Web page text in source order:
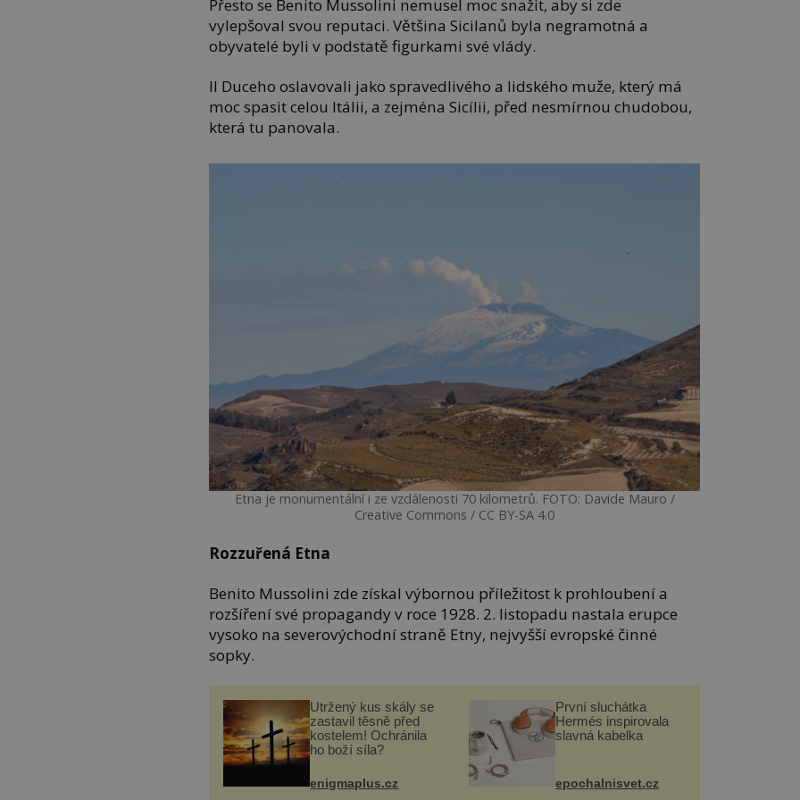
Přesto se Benito Mussolini nemusel moc snažit, aby si zde
vylepšoval svou reputaci. Většina Sicilanů byla negramotná a
obyvatelé byli v podstatě figurkami své vlády.
Il Duceho oslavovali jako spravedlivého a lidského muže, který má
moc spasit celou Itálii, a zejména Sicílii, před nesmírnou chudobou,
která tu panovala.
Etna je monumentální i ze vzdálenosti 70 kilometrů. FOTO: Davide Mauro /
Creative Commons / CC BY-SA 4.0
Rozzuřená Etna
Benito Mussolini zde získal výbornou příležitost k prohloubení a
rozšíření své propagandy v roce 1928. 2. listopadu nastala erupce
vysoko na severovýchodní straně Etny, nejvyšší evropské činné
sopky.
Utržený kus skály se
zastavil těsně před
kostelem! Ochránila
ho boží síla?
enigmaplus.cz
První sluchátka
Hermés inspirovala
slavná kabelka
epochalnisvet.cz